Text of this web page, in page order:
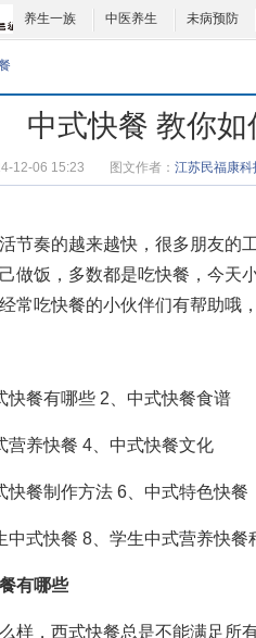
养生一族 中医养生 未病预防
中式快餐 教你
12-06 15:23 图文作者： 江苏民福康科
奏的越来越快，很多朋友的
做饭，多数都是吃快餐，今天
常吃快餐的小伙伴们有帮助哦
快餐有哪些 2、 中式快餐食谱
营养快餐 4、 中式快餐文化
快餐制作方法 6、 中式特色快餐
中式快餐 8、 学生中式营养快餐
有哪些
，西式快餐总是不能满足所